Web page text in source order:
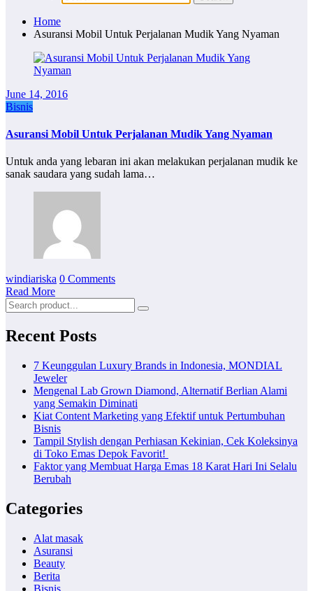
Home
Asuransi Mobil Untuk Perjalanan Mudik Yang Nyaman
June 14, 2016
Bisnis
Asuransi Mobil Untuk Perjalanan Mudik Yang Nyaman
Untuk anda yang lebaran ini akan melakukan perjalanan mudik ke
sanak saudara yang sudah lama…
windiariska 0 Comments
Read More
Recent Posts
7 Keunggulan Luxury Brands in Indonesia, MONDIAL
Jeweler
Mengenal Lab Grown Diamond, Alternatif Berlian Alami
yang Semakin Diminati
Kiat Content Marketing yang Efektif untuk Pertumbuhan
Bisnis
Tampil Stylish dengan Perhiasan Kekinian, Cek Koleksinya
di Toko Emas Depok Favorit!
Faktor yang Membuat Harga Emas 18 Karat Hari Ini Selalu
Berubah
Categories
Alat masak
Asuransi
Beauty
Berita
Bisnis